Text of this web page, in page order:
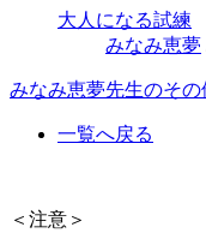
大人になる試練
みなみ恵夢
みなみ恵夢先生のそ
一覧へ戻る
＜注意＞